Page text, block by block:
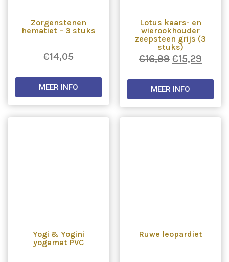
Zorgenstenen
hematiet – 3 stuks
€14,05
MEER INFO
Lotus kaars- en
wierookhouder
zeepsteen grijs (3
stuks)
€16,99 €15,29
MEER INFO
Yogi & Yogini
yogamat PVC
Ruwe leopardiet